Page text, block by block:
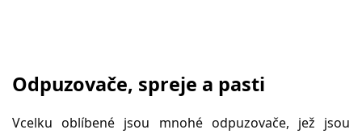
Odpuzovače, spreje a pasti
Vcelku oblíbené jsou mnohé odpuzovače, jež jsou